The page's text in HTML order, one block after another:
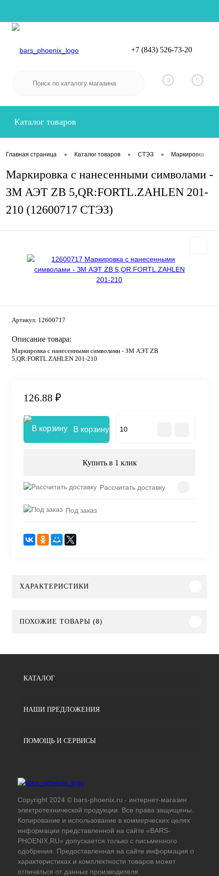
Вход
+7 (843) 526-73-20
0 0
Каталог товаров
Главная страница • Каталог товаров • СТЭЗ • Маркировка
Маркировка с нанесенными символами -
ЗМ АЭТ ZB 5,QR:FORTL.ZAHLEN 201-
210 (12600717 СТЭЗ)
Артикул: 12600717
Описание товара:
Маркировка с нанесенными символами - ЗМ АЭТ ZB
5,QR:FORTL.ZAHLEN 201-210
126.88 ₽
В корзину
Купить в 1 клик
Рассчитать доставку
Под заказ
ХАРАКТЕРИСТИКИ
ПОХОЖИЕ ТОВАРЫ (8)
КАТАЛОГ
НАШИ ПРЕДЛОЖЕНИЯ
ПОМОЩЬ И СЕРВИСЫ
Copyright 2024 © bars-phoenix.ru - интернет-магазин
электротехнической продукции. Все права защищены.
Копирование и использование в коммерческих целях
информации представленной на сайте «BARS-
PHOENIX.RU» допускается только с письменного
одобрения. Предоставленная на сайте информация о
характеристиках и комплектности товаров может
отличаться от данных производителя